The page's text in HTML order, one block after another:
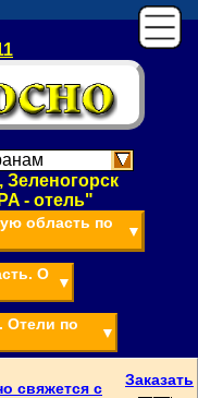
Зеленогорск
- отель"
область по
▼
О
▼
Отели по
▼
свяжется с
Заказать